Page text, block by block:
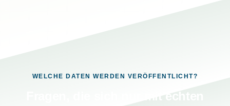
WELCHE DATEN WERDEN VERÖFFENTLICHT?